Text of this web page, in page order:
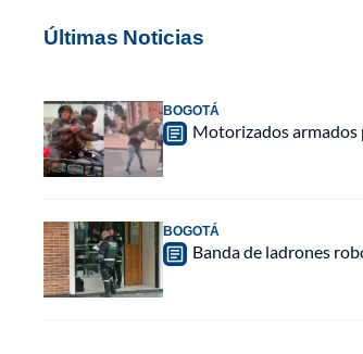
Últimas Noticias
BOGOTÁ
Motorizados armados
BOGOTÁ
Banda de ladrones